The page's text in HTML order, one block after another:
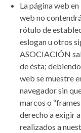
La página web
web no
rótulo de
eslogan u otros
ASOCIACIÓN
de ésta;
web se muestre
navegador sin
marcos o
derecho a exigir
realizados a